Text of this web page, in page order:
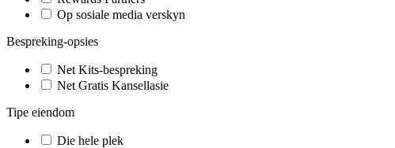
Op sosiale media verskyn
Bespreking-opsies
Net Kits-bespreking
Net Gratis Kansellasie
Tipe eiendom
Die hele plek